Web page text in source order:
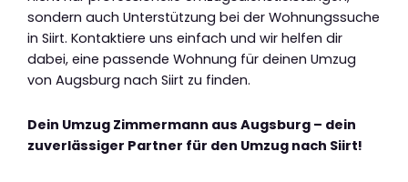
sondern auch Unterstützung bei der Wohnungssuche
in Siirt. Kontaktiere uns einfach und wir helfen dir
dabei, eine passende Wohnung für deinen Umzug
von Augsburg nach Siirt zu finden.
Dein Umzug Zimmermann aus Augsburg – dein
zuverlässiger Partner für den Umzug nach Siirt!